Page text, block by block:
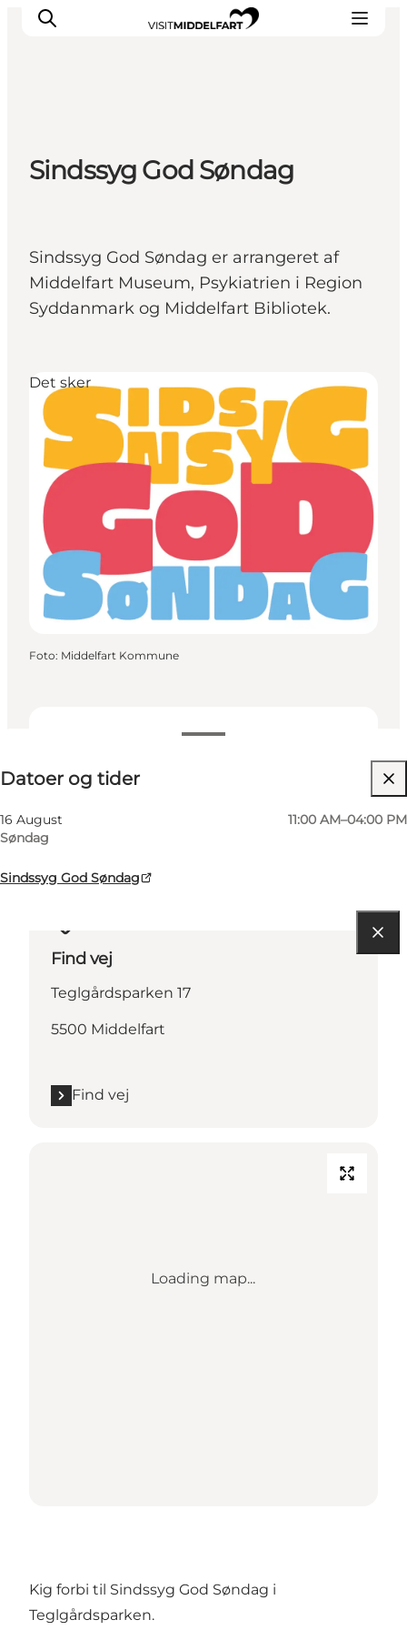
Oplevelser
Mad og drikke
Book oplevelse
Møde og Konference
Sindssyg God Søndag
Sindssyg God Søndag er arrangeret af
Middelfart Museum, Psykiatrien i Region
Syddanmark og Middelfart Bibliotek.
Datoer og tider
16 August
Søndag
11:00 AM–04:00 PM
Sindssyg God Søndag
Det sker
Foto: Middelfart Kommune
Find vej
Teglgårdsparken 17
5500 Middelfart
Find vej
Loading map...
Kig forbi til Sindssyg God Søndag i
Teglgårdsparken.